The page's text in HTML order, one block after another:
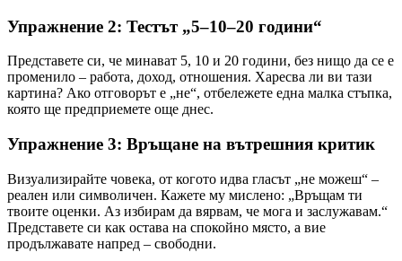
Упражнение 2: Тестът „5–10–20 години“
Представете си, че минават 5, 10 и 20 години, без нищо да се е
променило – работа, доход, отношения. Харесва ли ви тази
картина? Ако отговорът е „не“, отбележете една малка стъпка,
която ще предприемете още днес.
Упражнение 3: Връщане на вътрешния критик
Визуализирайте човека, от когото идва гласът „не можеш“ –
реален или символичен. Кажете му мислено: „Връщам ти
твоите оценки. Аз избирам да вярвам, че мога и заслужавам.“
Представете си как остава на спокойно място, а вие
продължавате напред – свободни.